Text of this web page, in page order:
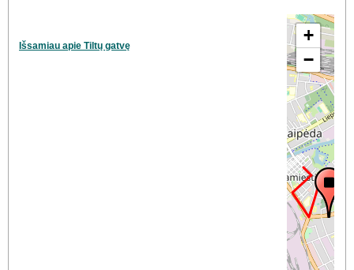
Išsamiau apie Tiltų gatvę
+
−